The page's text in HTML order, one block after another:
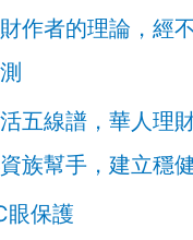
作者的理論，經
五線譜，華人理
族幫手，建立穩
眼保護